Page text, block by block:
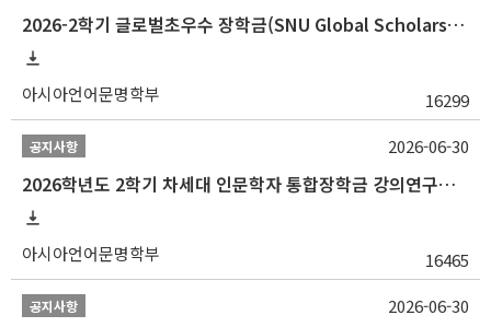
2026-2학기 글로벌초우수 장학금(SNU Global Scholarship, GS) 신청 안내(~7/12 23:00)
아시아언어문명학부 16299
공지사항
2026학년도 2학기 차세대 인문학자 통합장학금 강의연구조교 선발 안내(~7/8)
아시아언어문명학부 16465
2026-06-30
공지사항 2026-06-30